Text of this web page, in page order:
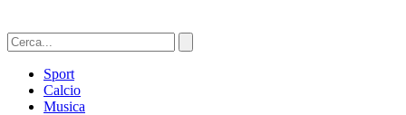
Sport
Calcio
Musica